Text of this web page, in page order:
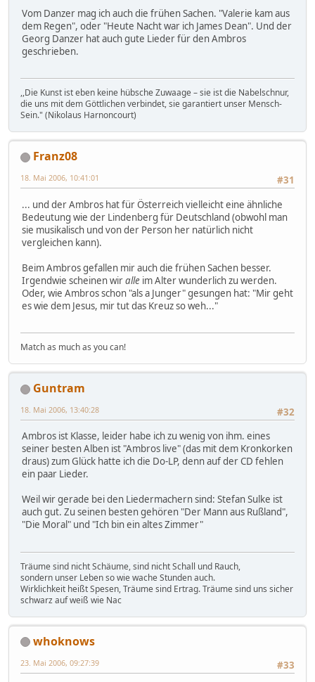
Vom Danzer mag ich auch die frühen Sachen. "Valerie kam aus
dem Regen", oder "Heute Nacht war ich James Dean". Und der
Georg Danzer hat auch gute Lieder für den Ambros
geschrieben.
,,Die Kunst ist eben keine hübsche Zuwaage – sie ist die Nabelschnur,
die uns mit dem Göttlichen verbindet, sie garantiert unser Mensch-
Sein." (Nikolaus Harnoncourt)
Franz08
#31
18. Mai 2006, 10:41:01
... und der Ambros hat für Österreich vielleicht eine ähnliche
Bedeutung wie der Lindenberg für Deutschland (obwohl man
sie musikalisch und von der Person her natürlich nicht
vergleichen kann).
Beim Ambros gefallen mir auch die frühen Sachen besser.
Irgendwie scheinen wiralle im Alter wunderlich zu werden.
Oder, wie Ambros schon "als a Junger" gesungen hat: "Mir geht
es wie dem Jesus, mir tut das Kreuz so weh..."
Match as much as you can!
Guntram
#32
18. Mai 2006, 13:40:28
Ambros ist Klasse, leider habe ich zu wenig von ihm. eines
seiner besten Alben ist "Ambros live" (das mit dem Kronkorken
draus) zum Glück hatte ich die Do-LP, denn auf der CD fehlen
ein paar Lieder.
Weil wir gerade bei den Liedermachern sind: Stefan Sulke ist
auch gut. Zu seinen besten gehören "Der Mann aus Rußland",
"Die Moral" und "Ich bin ein altes Zimmer"
Träume sind nicht Schäume, sind nicht Schall und Rauch,
sondern unser Leben so wie wache Stunden auch.
Wirklichkeit heißt Spesen, Träume sind Ertrag. Träume sind uns sicher
schwarz auf weiß wie Nac
whoknows
#33
23. Mai 2006, 09:27:39